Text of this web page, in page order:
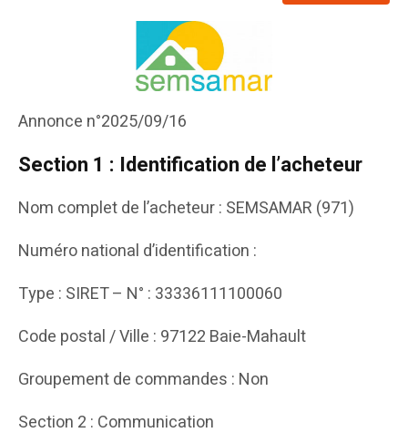
Annonce n°2025/09/16
Section 1 : Identification de l’acheteur
Nom complet de l’acheteur : SEMSAMAR (971)
Numéro national d’identification :
Type : SIRET – N° : 33336111100060
Code postal / Ville : 97122 Baie-Mahault
Groupement de commandes : Non
Section 2 : Communication